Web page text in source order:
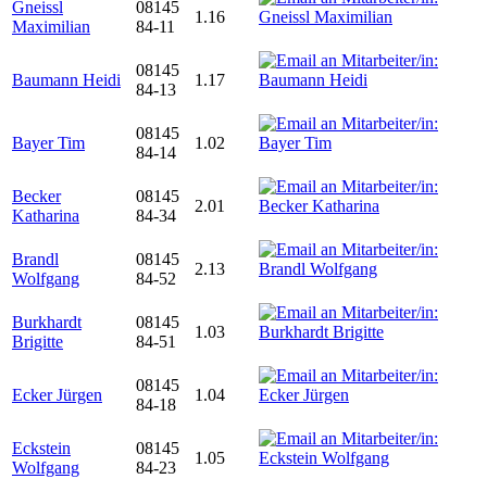
Gneissl
Maximilian
08145
84-11
1.16
Baumann Heidi
08145
84-13
1.17
Bayer Tim
08145
84-14
1.02
Becker
Katharina
08145
84-34
2.01
Brandl
Wolfgang
08145
84-52
2.13
Burkhardt
Brigitte
08145
84-51
1.03
Ecker Jürgen
08145
84-18
1.04
Eckstein
Wolfgang
08145
84-23
1.05